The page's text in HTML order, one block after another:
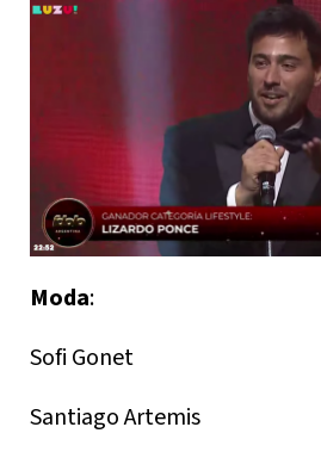
Moda:
Sofi Gonet
Santiago Artemis